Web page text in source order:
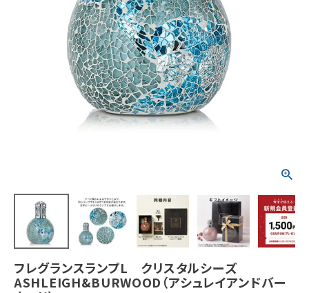
フレグランスランプL クリスタルシーズ
ASHLEIGH&BURWOOD（アシュレイアンドバー